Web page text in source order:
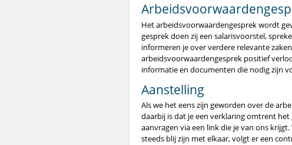
Het arbeidsvoorwaardengesprek wordt
gesprek doen zij een salarisvoorstel,
informeren je over verdere relevante
arbeidsvoorwaardengesprek positief
informatie en documenten die nodig zijn
Aanstelling
Als we het eens zijn geworden over de
daarbij is dat je een verklaring omtrent
aanvragen via een link die je van ons
steeds blij zijn met elkaar, volgt er een